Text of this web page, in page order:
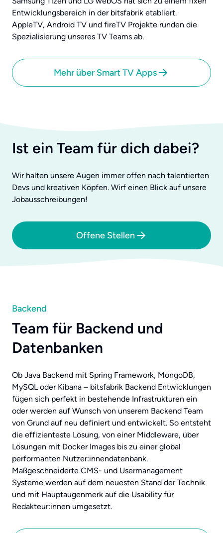
Entwicklungsbereich in der bitsfabrik etabliert.
AppleTV, Android TV und fireTV Projekte runden die
Spezialisierung unseres TV Teams ab.
Mehr über Smart TV Apps
Ist ein Team für dich dabei?
Wir halten unsere Augen immer offen nach talentierten
Devs und kreativen Köpfen. Wirf einen Blick auf unsere
Jobausschreibungen!
Offene Stellen
Backend
Team für Backend und
Datenbanken
Ob Java Backend mit Spring Framework, MongoDB,
MySQL oder Kibana – bitsfabrik Backend Entwicklungen
fügen sich perfekt in bestehende Infrastrukturen ein
oder werden auf Wunsch von unserem Backend Team
von Grund auf neu definiert und entwickelt. So entsteht
die effizienteste Lösung, von einer Middleware, über
Lösungen mit Docker Images bis zu einer global
performanten Nutzer:innendatenbank.
Maßgeschneiderte CMS- und Usermanagement
Systeme werden auf dem neuesten Stand der Technik
und mit Hauptaugenmerk auf die Usability für
Redakteur:innen umgesetzt.